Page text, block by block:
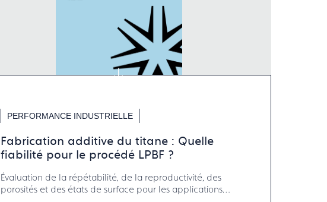
PERFORMANCE INDUSTRIELLE
Fabrication additive du titane : Quelle
fiabilité pour le procédé LPBF ?
Évaluation de la répétabilité, de la reproductivité, des
porosités et des états de surface pour les applications